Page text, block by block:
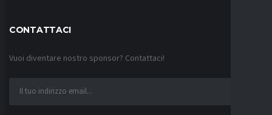
CONTATTACI
Vuoi diventare nostro sponsor? Contattaci!